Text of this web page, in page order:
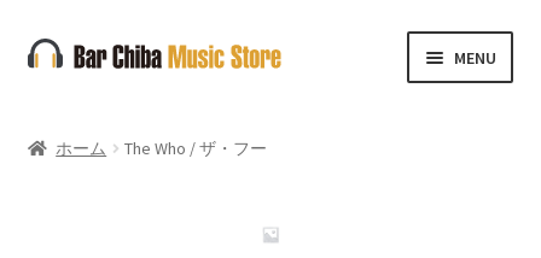
ナ
ビ
ー
コ
ン
ン
MENU
ホーム The Who / ザ・フー